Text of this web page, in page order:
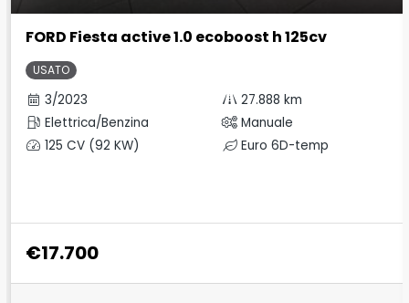
FORD Fiesta active 1.0 ecoboost h 125cv
USATO
3/2023
27.888 km
Elettrica/Benzina
Manuale
125 CV (92 KW)
Euro 6D-temp
€17.700